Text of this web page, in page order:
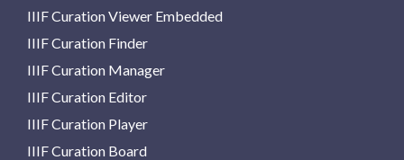
IIIF Curation Viewer Embedded
IIIF Curation Finder
IIIF Curation Manager
IIIF Curation Editor
IIIF Curation Player
IIIF Curation Board